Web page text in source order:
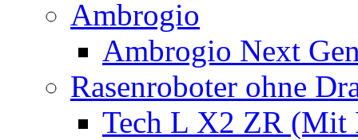
Ambrogio
Ambrogio Next
Rasenroboter ohne
Tech L X2 ZR (Mit